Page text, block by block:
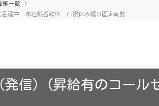
事一覧
活躍中 未経験者歓迎 日祝休み曜日固定勤務
信）(昇給有のコール